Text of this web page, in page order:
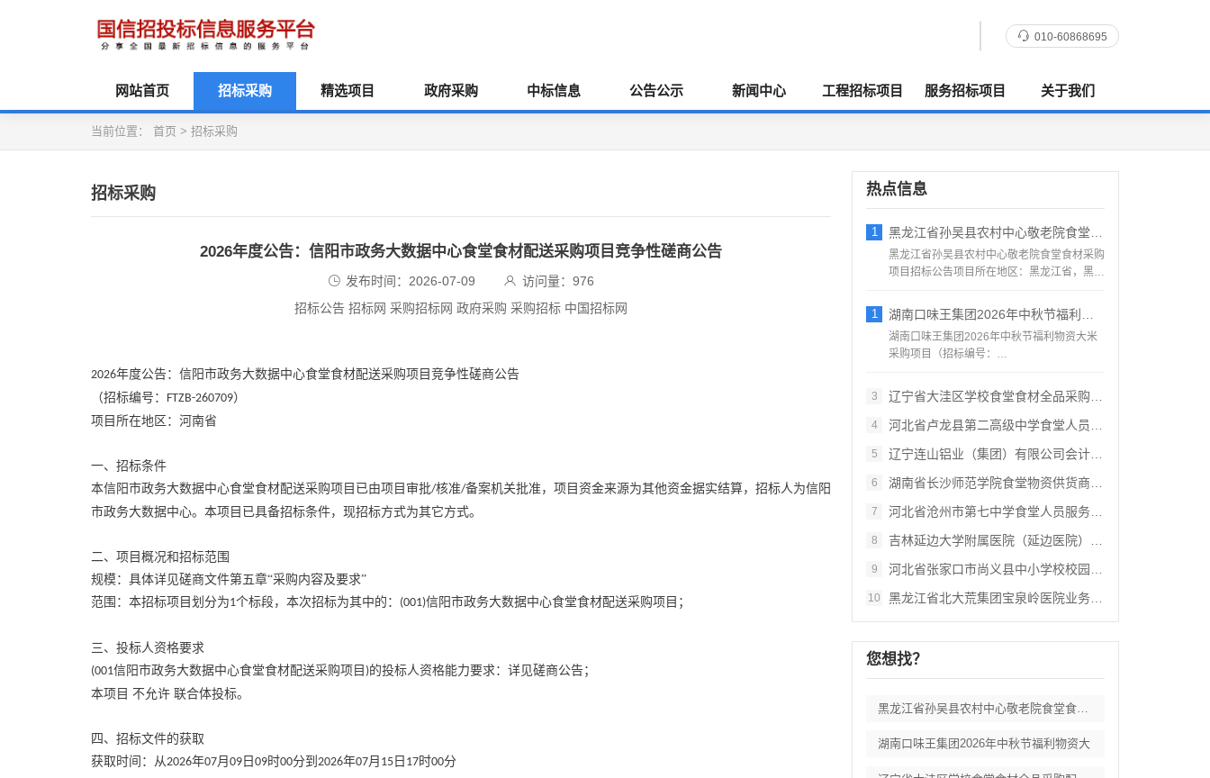
010-60868695
网站首页 招标采购 精选项目 政府采购 中标信息 公告公示 新闻中心 工程招标项目 服务招标项目 关于我们
当前位置： 首页 > 招标采购
招标采购
2026年度公告：信阳市政务大数据中心食堂食材配送采购项目竞争性磋商公告
发布时间：2026-07-09 访问量：976
招标公告 招标网 采购招标网 政府采购 采购招标 中国招标网
2026年度公告：信阳市政务大数据中心食堂食材配送采购项目竞争性磋商公告
（招标编号： FTZB-260709）
项目所在地区：河南省
一、招标条件
本信阳市政务大数据中心食堂食材配送采购项目已由项目审批/核准/备案机关批准，项目资金来源为其他资金据实结算，招标人为信阳
市政务大数据中心。本项目已具备招标条件，现招标方式为其它方式。
二、项目概况和招标范围
规模：具体详见磋商文件第五章“采购内容及要求”
范围：本招标项目划分为1个标段，本次招标为其中的： (001)信阳市政务大数据中心食堂食材配送采购项目；
三、投标人资格要求
(001信阳市政务大数据中心食堂食材配送采购项目 )的投标人资格能力要求：详见磋商公告；
本项目 不允许 联合体投标。
四、招标文件的获取
获取时间：从2026年07月 09日 09时00分到 2026年07月 15日 17时00分
热点信息
1 黑龙江省孙吴县农村中心敬老院食堂食材采购
黑龙江省孙吴县农村中心敬老院食堂食材采购
项目招标公告项目所在地区：黑龙江省，黑河
1 湖南口味王集团2026年中秋节福利物资大
湖南口味王集团2026年中秋节福利物资大米
采购项目（招标编号：
3
辽宁省大洼区学校食堂食材全品采购配送服务
4 河北省卢龙县第二高级中学食堂人员管理服务
5 辽宁连山铝业（集团）有限公司会计外包服务
6 湖南省长沙师范学院食堂物资供货商采购项目
7 河北省沧州市第七中学食堂人员服务项目招标
8 吉林延边大学附属医院（延边医院）中药配方
9 河北省张家口市尚义县中小学校校园餐食材集
10 黑龙江省北大荒集团宝泉岭医院业务应用系统
您想找？
黑龙江省孙吴县农村中心敬老院食堂食材采购
湖南口味王集团2026年中秋节福利物资大